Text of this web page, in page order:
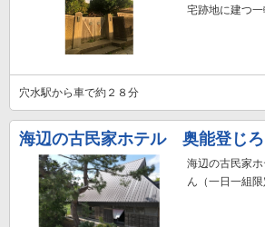
宅跡地に建つ
穴水駅から車で約２８分
海辺の古民家ホテル 奥能登じ
海辺の古民家
ん（一日一組限